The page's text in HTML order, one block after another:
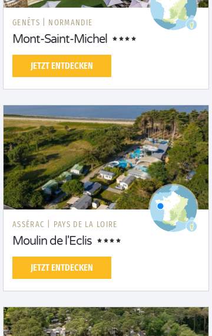
GENÊTS | NORMANDIE
Mont-Saint-Michel
JETZT ENTDECKEN
ASSÉRAC | PAYS DE LA LOIRE
Moulin de l'Eclis
JETZT ENTDECKEN